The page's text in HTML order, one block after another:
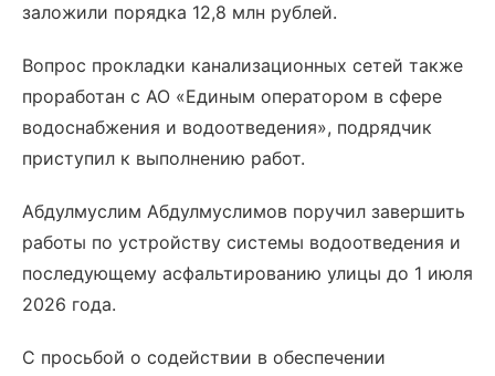
заложили порядка 12,8 млн рублей.
Вопрос прокладки канализационных сетей также
проработан с АО «Единым оператором в сфере
водоснабжения и водоотведения», подрядчик
приступил к выполнению работ.
Абдулмуслим Абдулмуслимов поручил завершить
работы по устройству системы водоотведения и
последующему асфальтированию улицы до 1 июля
2026 года.
С просьбой о содействии в обеспечении